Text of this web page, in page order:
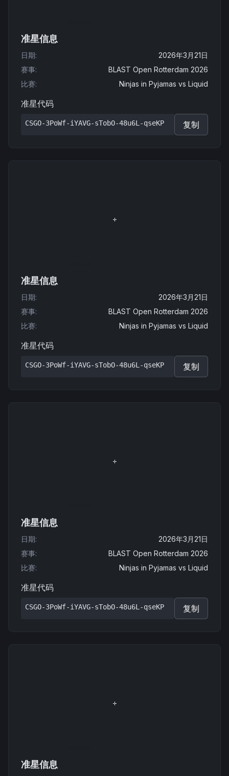
准星信息
日期:
2026年3月21日
赛事:
BLAST Open Rotterdam 2026
比赛: Ninjas in Pyjamas vs Liquid
准星代码
CSGO-3PoWf-iYAVG-sTobO-48u6L-qseKP 复制
准星信息
日期:
2026年3月21日
赛事:
BLAST Open Rotterdam 2026
比赛: Ninjas in Pyjamas vs Liquid
准星代码
CSGO-3PoWf-iYAVG-sTobO-48u6L-qseKP 复制
准星信息
日期:
2026年3月21日
赛事:
BLAST Open Rotterdam 2026
比赛: Ninjas in Pyjamas vs Liquid
准星代码
CSGO-3PoWf-iYAVG-sTobO-48u6L-qseKP 复制
准星信息